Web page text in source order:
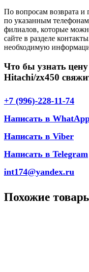
По вопросам возврата и
по указанным
филиалов, которые
сайте в разделе
необходимую
Что бы узнать
Hitachi/zx450
+7 (996)-228-11-74
Написать в
Написать в Viber
Написать в Telegram
int174@yandex.ru
Похожие